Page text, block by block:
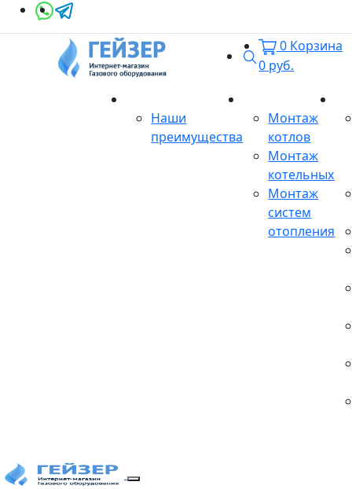
Поиск
0 Корзина
0 руб.
Наши
преимущества
Монтаж
котлов
Монтаж
котельных
Монтаж
систем
отопления